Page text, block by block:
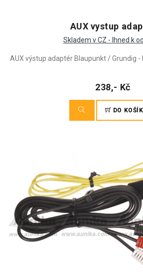
AUX vystup
Skladem v CZ - Ihned k
AUX výstup adaptér Blaupunkt / Grundig -
238,- Kč
DO